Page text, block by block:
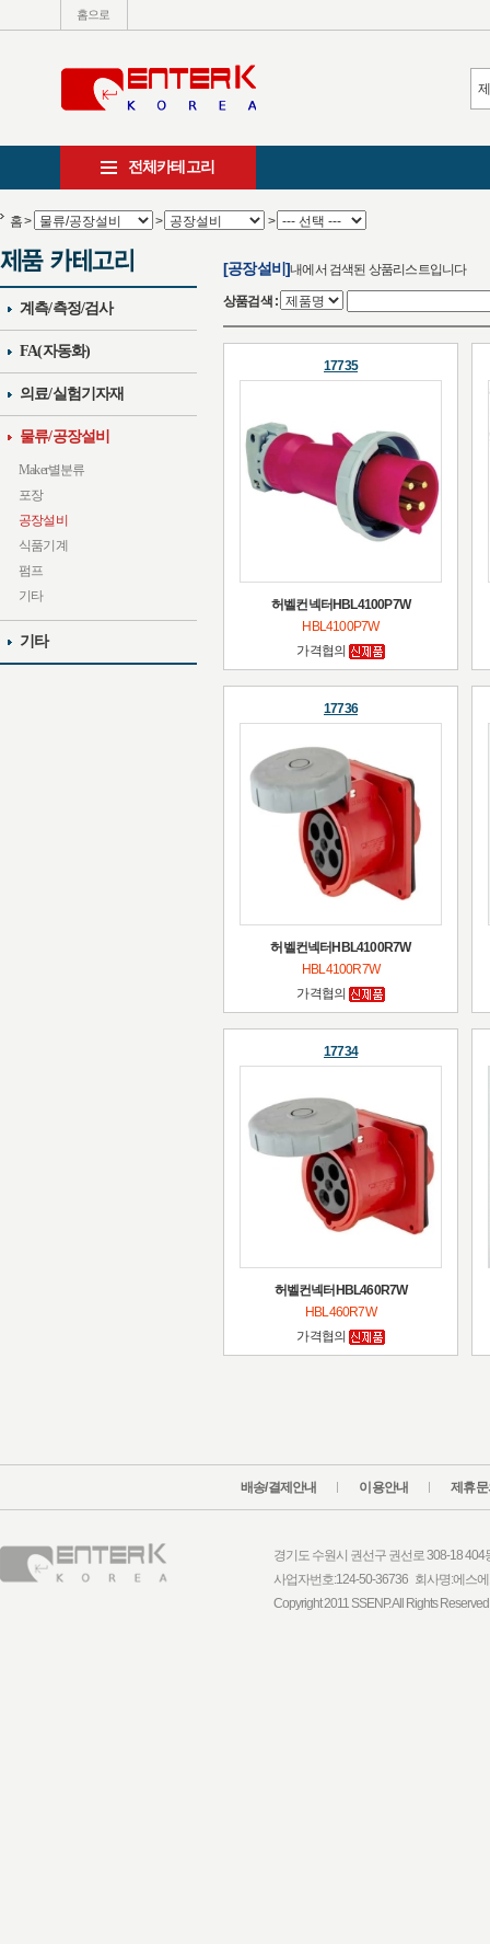
홈으로
전체카테고리
홈> > >
계측/측정/검사
FA(자동화)
의료/실험기자재
물류/공장설비
Maker별분류
포장
공장설비
식품기계
펌프
기타
기타
[공장설비]내에서 검색된 상품리스트입니다
상품검색 :
17735
허벨컨넥터HBL4100P7W
HBL4100P7W
가격협의
17736
허벨컨넥터HBL4100R7W
HBL4100R7W
가격협의
17734
허벨컨넥터HBL460R7W
HBL460R7W
가격협의
배송/결제안내 이용안내 제휴문
경기도 수원시 권선구 권선로 308-18
사업자번호:124-50-36736 회사명:에스
Copyright 2011 SSENP. All Rights Reserved